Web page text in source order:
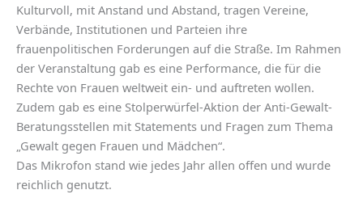
Kulturvoll, mit Anstand und Abstand, tragen Vereine,
Verbände, Institutionen und Parteien ihre
frauenpolitischen Forderungen auf die Straße. Im Rahmen
der Veranstaltung gab es eine Performance, die für die
Rechte von Frauen weltweit ein- und auftreten wollen.
Zudem gab es eine Stolperwürfel-Aktion der Anti-Gewalt-
Beratungsstellen mit Statements und Fragen zum Thema
„Gewalt gegen Frauen und Mädchen“.
Das Mikrofon stand wie jedes Jahr allen offen und wurde
reichlich genutzt.